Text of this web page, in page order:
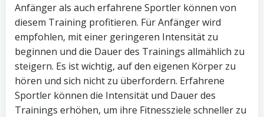
Anfänger als auch erfahrene Sportler können von
diesem Training profitieren. Für Anfänger wird
empfohlen, mit einer geringeren Intensität zu
beginnen und die Dauer des Trainings allmählich zu
steigern. Es ist wichtig, auf den eigenen Körper zu
hören und sich nicht zu überfordern. Erfahrene
Sportler können die Intensität und Dauer des
Trainings erhöhen, um ihre Fitnessziele schneller zu